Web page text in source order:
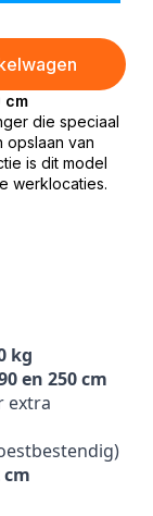
cm
die speciaal
van
is dit model
werklocaties.
kg
en 250 cm
extra
cm